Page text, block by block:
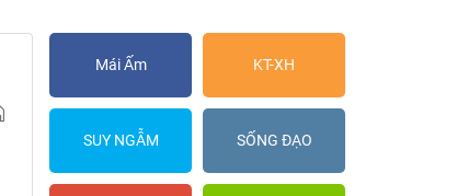
Mái Ấm KT-XH
SUY NGẪM SỐNG ĐẠO